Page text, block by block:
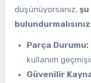
düşünüyorsanız, şu
Parça Durumu:
kullanım
Güvenilir